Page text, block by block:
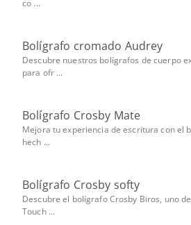
co ...
Bolígrafo cromado Audrey
Descubre nuestros bolígrafos de cuerpo
para ofr ...
Bolígrafo Crosby Mate
Mejora tu experiencia de escritura con el
hech ...
Bolígrafo Crosby softy
Descubre el bolígrafo Crosby Biros, uno
Touch ...